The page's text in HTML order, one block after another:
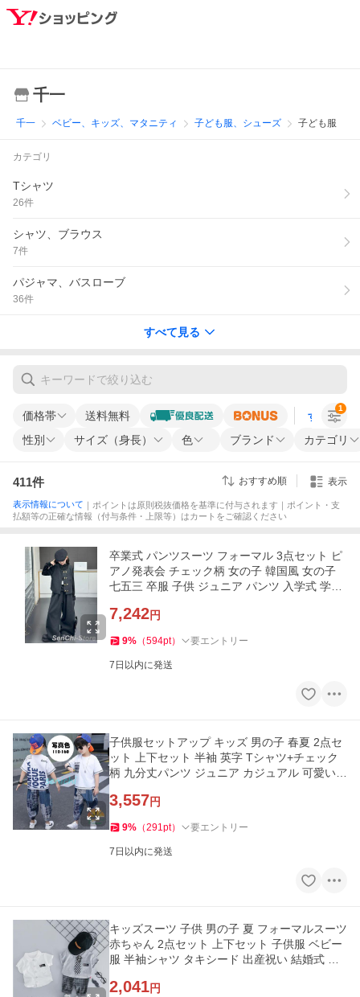
千一
千一 ベビー、キッズ、マタニティ 子ども服、シューズ 子ども服
カテゴリ
Tシャツ
26件
シャツ、ブラウス
7件
パジャマ、バスローブ
36件
すべて見る
価格帯 送料無料 すべての条
性別 サイズ（身長） 色 ブランド カテゴリ
1
411件 おすすめ順 表示
表示情報について ｜ポイントは原則税抜価格を基準に付与されます｜ポイント・支
払額等の正確な情報（付与条件・上限等）はカートをご確認ください
卒業式 パンツスーツ フォーマル 3点セット ピ
アノ発表会 チェック柄 女の子 韓国風 女の子
七五三 卒服 子供 ジュニア パンツ 入学式 学園
7,242円
9% （594pt） 要エントリー
7日以内に発送
子供服セットアップ キッズ 男の子 春夏 2点セ
ット 上下セット 半袖 英字 Tシャツ+チェック
柄 九分丈パンツ ジュニア カジュアル 可愛い
3,557円
9% （291pt） 要エントリー
7日以内に発送
キッズスーツ 子供 男の子 夏 フォーマルスーツ
赤ちゃん 2点セット 上下セット 子供服 ベビー
服 半袖シャツ タキシード 出産祝い 結婚式 誕
2,041円